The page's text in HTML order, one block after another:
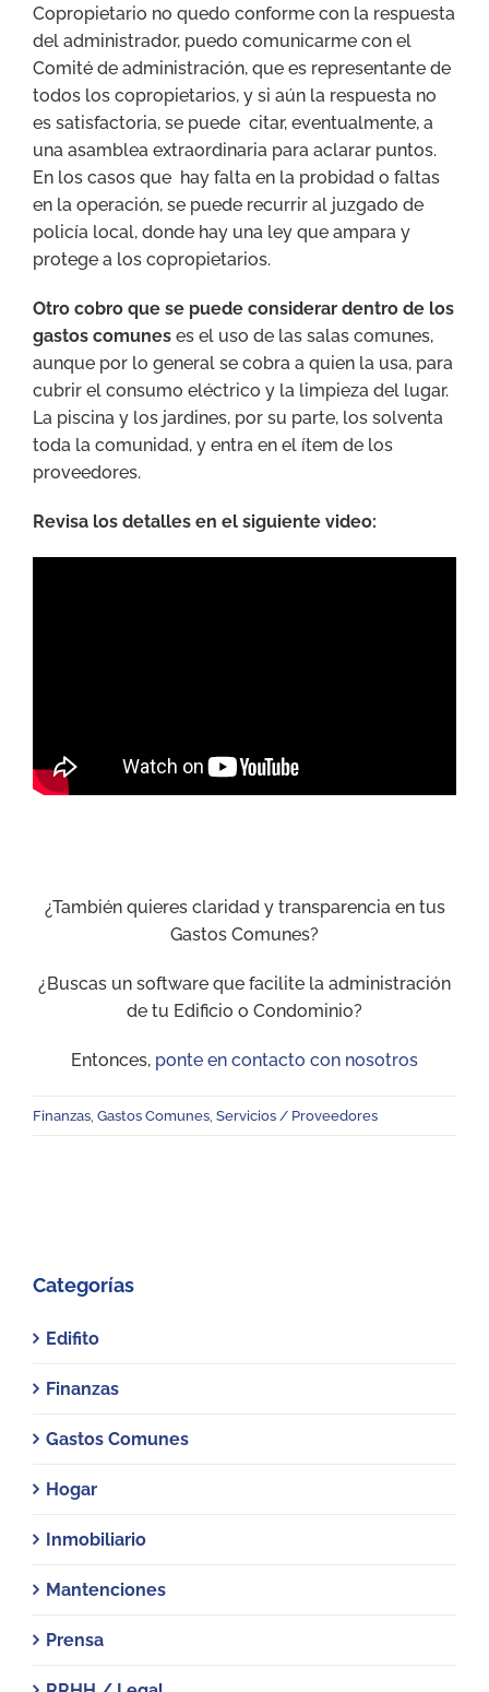
Copropietario no quedo conforme con la respuesta
del administrador, puedo comunicarme con el
Comité de administración, que es representante de
todos los copropietarios, y si aún la respuesta no
es satisfactoria, se puede citar, eventualmente, a
una asamblea extraordinaria para aclarar puntos.
En los casos que hay falta en la probidad o faltas
en la operación, se puede recurrir al juzgado de
policía local, donde hay una ley que ampara y
protege a los copropietarios.
Otro cobro que se puede considerar dentro de los
gastos comunes es el uso de las salas comunes,
aunque por lo general se cobra a quien la usa, para
cubrir el consumo eléctrico y la limpieza del lugar.
La piscina y los jardines, por su parte, los solventa
toda la comunidad, y entra en el ítem de los
proveedores.
Revisa los detalles en el siguiente video:
¿También quieres claridad y transparencia en tus
Gastos Comunes?
¿Buscas un software que facilite la administración
de tu Edificio o Condominio?
Entonces, ponte en contacto con nosotros
Finanzas Gastos Comunes Servicios / Proveedores
Categorías
Edifito
Finanzas
Gastos Comunes
Hogar
Inmobiliario
Mantenciones
Prensa